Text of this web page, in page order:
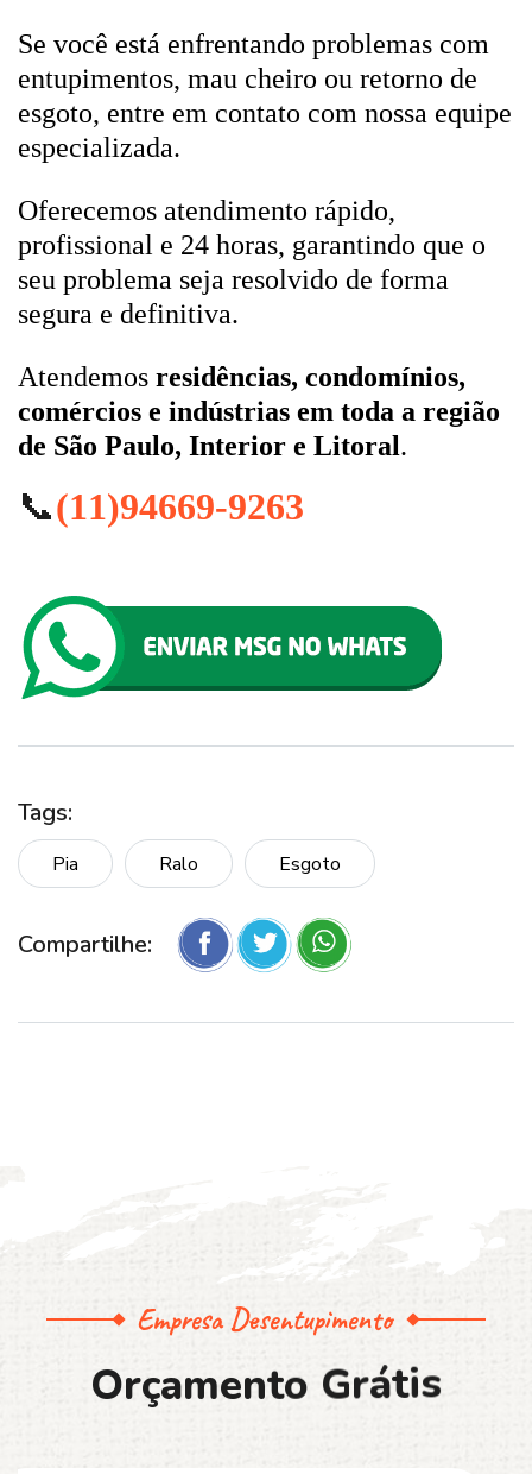
Se você está enfrentando problemas com
entupimentos, mau cheiro ou retorno de
esgoto, entre em contato com nossa equipe
especializada.
Oferecemos atendimento rápido,
profissional e 24 horas, garantindo que o
seu problema seja resolvido de forma
segura e definitiva.
Atendemos residências, condomínios,
comércios e indústrias em toda a região
de São Paulo, Interior e Litoral.
📞(11)94669-9263
Tags:
Pia Ralo Esgoto
Compartilhe:
Empresa Desentupimento
Orçamento Grátis